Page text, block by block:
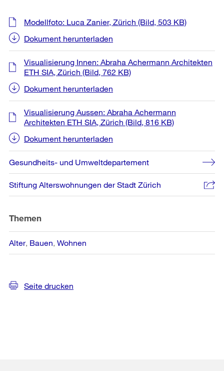
Weitere
Informationen
Modellfoto: Luca Zanier, Zürich (Bild, 503 KB)
Dokument herunterladen
Visualisierung Innen: Abraha Achermann Architekten
ETH SIA, Zürich (Bild, 762 KB)
Dokument herunterladen
Visualisierung Aussen: Abraha Achermann
Architekten ETH SIA, Zürich (Bild, 816 KB)
Dokument herunterladen
Gesundheits- und Umweltdepartement
Stiftung Alterswohnungen der Stadt Zürich
Themen
Alter Bauen Wohnen
Seite drucken